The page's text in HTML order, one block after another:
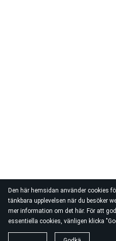
Den här hemsidan använder cookies
tänkbara upplevelsen när du besöker
mer information om det här. För att
essentiella cookies, vänligen klicka